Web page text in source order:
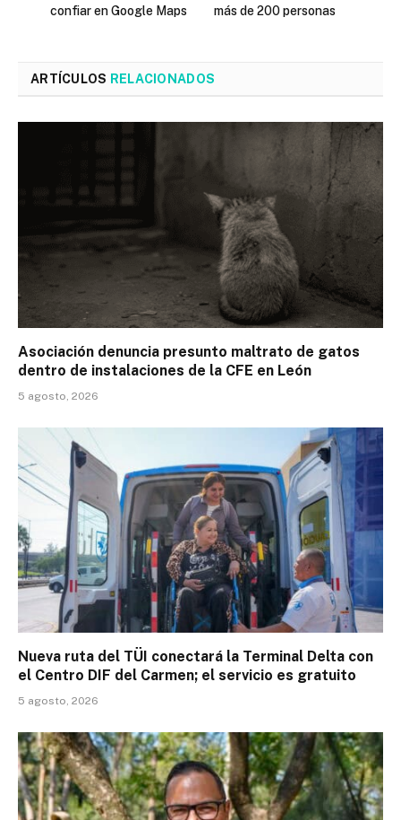
confiar en Google Maps
más de 200 personas
ARTÍCULOS RELACIONADOS
Asociación denuncia presunto maltrato de gatos
dentro de instalaciones de la CFE en León
5 agosto, 2026
Nueva ruta del TÜI conectará la Terminal Delta con
el Centro DIF del Carmen; el servicio es gratuito
5 agosto, 2026